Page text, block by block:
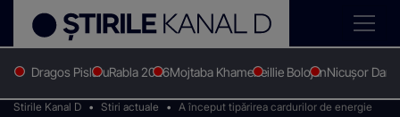
Dragos PislaruRabla 2026Mojtaba KhameneiIlie BolojanNicușor Dan
Stirile Kanal D Stiri actuale A început tipărirea cardurilor de energie